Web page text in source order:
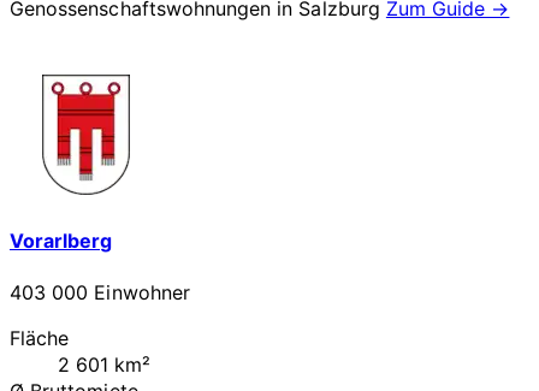
Genossenschaftswohnungen in Salzburg Zum Guide →
Vorarlberg
403 000 Einwohner
Fläche
2 601 km²